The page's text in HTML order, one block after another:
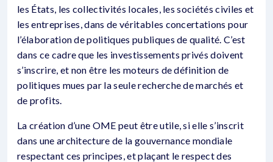
les États, les collectivités locales, les sociétés civiles et
les entreprises, dans de véritables concertations pour
l’élaboration de politiques publiques de qualité. C’est
dans ce cadre que les investissements privés doivent
s’inscrire, et non être les moteurs de définition de
politiques mues par la seule recherche de marchés et
de profits.
La création d’une OME peut être utile, si elle s’inscrit
dans une architecture de la gouvernance mondiale
respectant ces principes, et plaçant le respect des